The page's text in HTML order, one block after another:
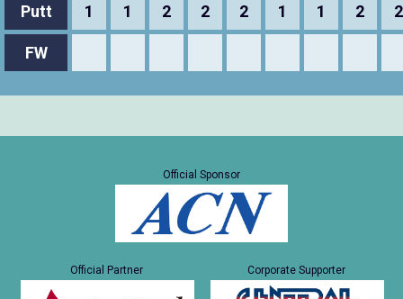
Putt 1 1 2 2 2 1 1 2 2
FW
Official Sponsor
Official Partner Corporate Supporter